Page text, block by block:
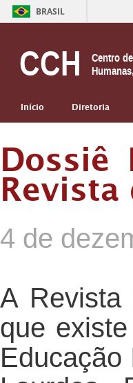
BRASIL
CCH
Centro
Início Diretoria
4 de
A Revista
que
Educação